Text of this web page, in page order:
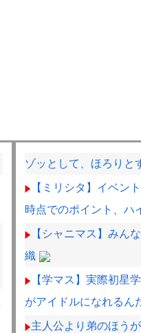
ゾッとして、ほろりと
【ミリシタ】イベ
時点でのポイント、ハ
【シャニマス】みん
織
【学マス】実際初星
がアイドルになれるん
主人公より弟のほう